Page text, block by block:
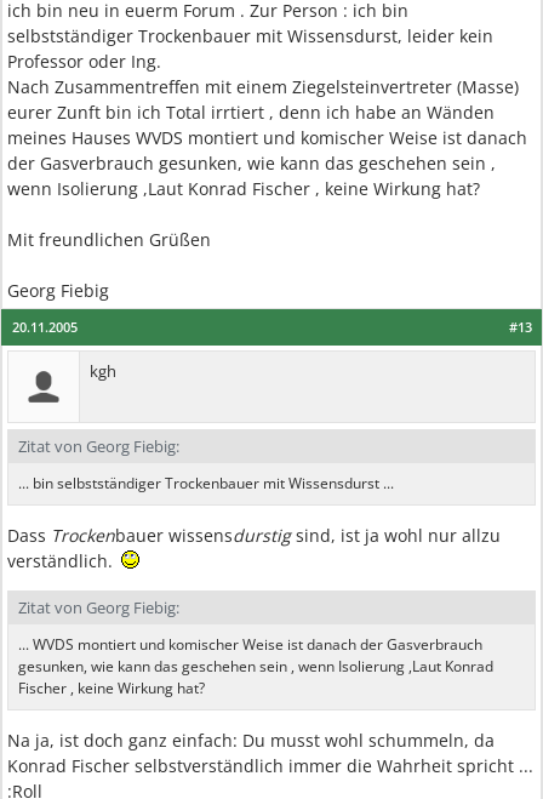
ich bin neu in euerm Forum . Zur Person : ich bin
selbstständiger Trockenbauer mit Wissensdurst, leider kein
Professor oder Ing.
Nach Zusammentreffen mit einem Ziegelsteinvertreter (Masse)
eurer Zunft bin ich Total irrtiert , denn ich habe an Wänden
meines Hauses WVDS montiert und komischer Weise ist danach
der Gasverbrauch gesunken, wie kann das geschehen sein ,
wenn Isolierung ,Laut Konrad Fischer , keine Wirkung hat?
Mit freundlichen Grüßen
Georg Fiebig
#13
20.11.2005
kgh
Zitat von Georg Fiebig:
... bin selbstständiger Trockenbauer mit Wissensdurst ...
Dass Trockenbauer wissensdurstigsind, ist ja wohl nur allzu
verständlich.
Zitat von Georg Fiebig:
... WVDS montiert und komischer Weise ist danach der Gasverbrauch
gesunken, wie kann das geschehen sein , wenn Isolierung ,Laut Konrad
Fischer , keine Wirkung hat?
Na ja, ist doch ganz einfach: Du musst wohl schummeln, da
Konrad Fischer selbstverständlich immer die Wahrheit spricht ...
:Roll